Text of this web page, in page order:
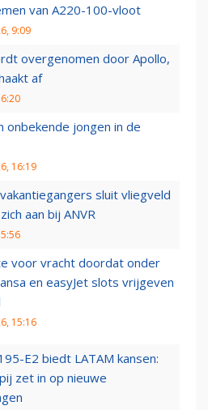
van A220-100-vloot
9:09
overgenomen door Apollo,
af
onbekende jongen in de
16:19
sluit vliegveld
aan bij ANVR
voor vracht doordat onder
en easyJet slots vrijgeven
15:16
E2 biedt LATAM kansen:
zet in op nieuwe